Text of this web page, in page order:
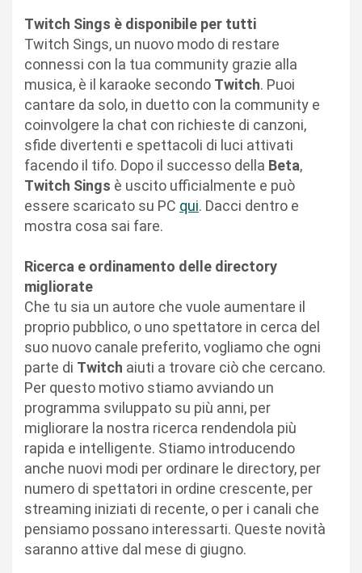
Twitch Sings è disponibile per tutti
Twitch Sings, un nuovo modo di restare
connessi con la tua community grazie alla
musica, è il karaoke secondo Twitch. Puoi
cantare da solo, in duetto con la community e
coinvolgere la chat con richieste di canzoni,
sfide divertenti e spettacoli di luci attivati
facendo il tifo. Dopo il successo della Beta,
Twitch Sings è uscito ufficialmente e può
essere scaricato su PC qui. Dacci dentro e
mostra cosa sai fare.
Ricerca e ordinamento delle directory
migliorate
Che tu sia un autore che vuole aumentare il
proprio pubblico, o uno spettatore in cerca del
suo nuovo canale preferito, vogliamo che ogni
parte di Twitch aiuti a trovare ciò che cercano.
Per questo motivo stiamo avviando un
programma sviluppato su più anni, per
migliorare la nostra ricerca rendendola più
rapida e intelligente. Stiamo introducendo
anche nuovi modi per ordinare le directory, per
numero di spettatori in ordine crescente, per
streaming iniziati di recente, o per i canali che
pensiamo possano interessarti. Queste novità
saranno attive dal mese di giugno.